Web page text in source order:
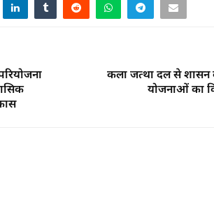
कला जत्था दल से शासन
योजनाओं का